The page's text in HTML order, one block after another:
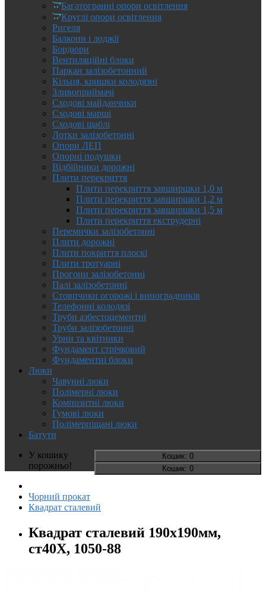
Багатогранні опори освітлення
Круглі опори освітлення
Ригеля
Балкони і лоджії
Бордюри
Вентиляційні блоки
Паркан залізобетонний
Кільця, кришки колодязні
Зливоприймачі
Сходові майданчики
Сходові марші
Сходові щаблі
Лотки залізобетонні
Опори ЛЕП
Опорні подушки
Відбійники дорожні
Плити перекриття
Плити перекриття завширшки 1,0 м
Плити перекриття завширшки 1,2 м
Плити перекриття завширшки 1,5 м
Плити перекриття екструдерні
Перемички залізобетонні
Плити дорожні
Плити покриття плоскі
Плити тротуарні
Прогони залізобетонні
Палі залізобетонні
Стовпчики огорожі і виноградників
Телефонні колодязі
Труби азбестоцементні
Труби залізобетонні
Урни та квітники
Фундамент стрічковий
Фундаментні блоки
Люки
Чавунні люки
Полімерні люки
Композитні люки
Гумові люки
Полімерпіщані люки
Батути
Кошик: 0
Кошик: 0
У кошику
порожньо!
Чорний прокат
Квадрат сталевий
Квадрат сталевий 190х190мм,
ст40Х, 1050-88